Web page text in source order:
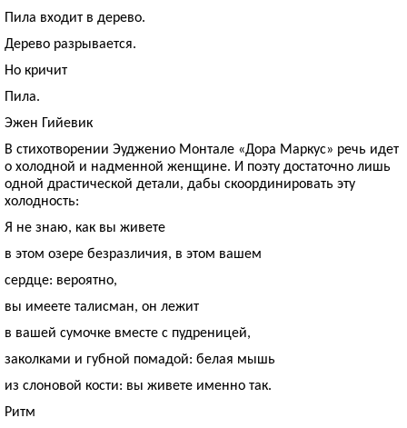
Пила входит в дерево.
Дерево разрывается.
Но кричит
Пила.
Эжен Гийевик
В стихотворении Эудженио Монтале «Дора Маркус» речь идет
о холодной и надменной женщине. И поэту достаточно лишь
одной драстической детали, дабы скоординировать эту
холодность:
Я не знаю, как вы живете
в этом озере безразличия, в этом вашем
сердце: вероятно,
вы имеете талисман, он лежит
в вашей сумочке вместе с пудреницей,
заколками и губной помадой: белая мышь
из слоновой кости: вы живете именно так.
Ритм